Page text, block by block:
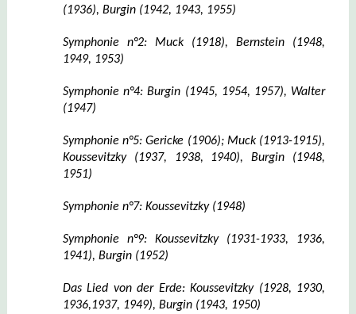
(1936), Burgin (1942, 1943, 1955)
Symphonie n°2: Muck (1918), Bernstein (1948,
1949, 1953)
Symphonie n°4: Burgin (1945, 1954, 1957), Walter
(1947)
Symphonie n°5: Gericke (1906); Muck (1913-1915),
Koussevitzky (1937, 1938, 1940), Burgin (1948,
1951)
Symphonie n°7: Koussevitzky (1948)
Symphonie n°9: Koussevitzky (1931-1933, 1936,
1941), Burgin (1952)
Das Lied von der Erde: Koussevitzky (1928, 1930,
1936,1937, 1949), Burgin (1943, 1950)